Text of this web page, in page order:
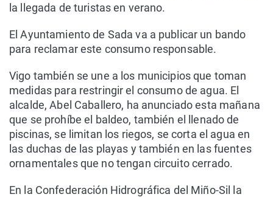
la llegada de turistas en verano.
El Ayuntamiento de Sada va a publicar un bando
para reclamar este consumo responsable.
Vigo también se une a los municipios que toman
medidas para restringir el consumo de agua. El
alcalde, Abel Caballero, ha anunciado esta mañana
que se prohíbe el baldeo, también el llenado de
piscinas, se limitan los riegos, se corta el agua en
las duchas de las playas y también en las fuentes
ornamentales que no tengan circuito cerrado.
En la Confederación Hidrográfica del Miño-Sil la